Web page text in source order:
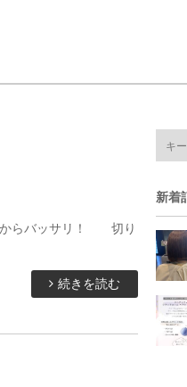
からバッサリ！ 切り
続きを読む
新着